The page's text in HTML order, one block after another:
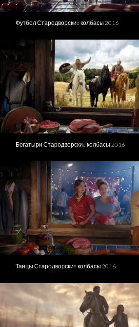
Футбол Стародворскиe колбасы 2016
Богатыри Стародворскиe колбасы 2016
Танцы Стародворскиe колбасы 2016